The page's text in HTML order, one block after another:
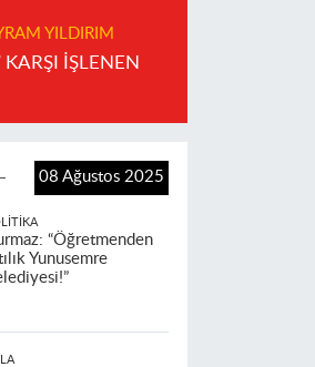
YILDIRIM
İŞLENEN
08 Ağustos 2025
“Öğretmenden
Yunusemre